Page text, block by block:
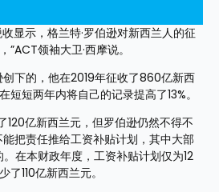
显示，格兰特·罗伯逊对新西兰人的征
领袖大卫·西摩说。
下的，他在2019年征收了860亿新西
短短两年内将自己的记录提高了13%。
120亿新西兰元，但罗伯逊仍然不得不
把责任推给工资补贴计划，其中大部
在本财政年度，工资补贴计划仅为12
110亿新西兰元。